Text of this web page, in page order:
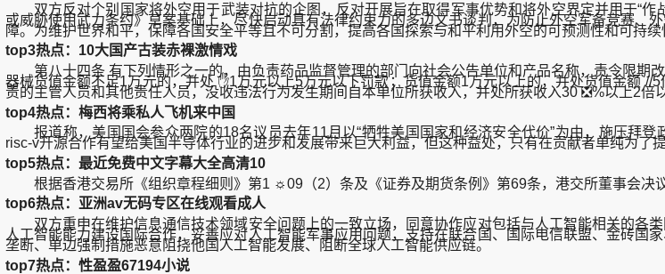
双方反对个别国家将外空用于武装对抗的企图，反对开展旨在取得军事优势和将外空界定并用于“作
或威胁使用武力条约》草案基础上，尽快启动具有法律约束力的多边文书谈判，为防止外空军备竞赛
障。为维护世界和平，保障各国安全平等且不可分割，提高各国探索与和平利用外空的可预测性和可持
top3热点：10大国产古装赤裸激情戏
第八十四条 有下列情形之一的，由负责药品监督管理的部门向社会公告单位和产品名称，责令限期
器械货值金额不足1万元的，并处 ✋1万元以上5万元以下罚款；货值金额1万元以上的，并处货值金额
责的主管人员和其他责任人员，没收违法行为发生期间自本单位所获收入，并处所获收入30 ❎%以上2
top4热点：梅西将乘私人飞机来中国
报道称，美国国会参众两院的18名议员去年11月以“牺牲美国国家和经济安全代价”为由，施压拜登
risc-v开源合作有望给美国半导体行业的进步和发展带来巨大利益，但这种益处，只有在贡献者单纯为了
top5热点：最近免费中文字幕大全高清10
根据香港交易所《组织章程细则》第1 ☼09（2）条及《证券及期货条例》第69条，港交所董事会决
top6热点：亚洲av无码专区在线观看成人
双方重申在维护信息通信技术领域安全问题上的一致立场，同意协作应对包括与人工智能相关的各
人工智能能力建设国际合作，妥善应对人工智能军事应用问题，支持在联合国、国际电信联盟、金砖
垄断、单边强制措施恶意阻挠他国人工智能发展、阻断全球人工智能供应链。
top7热点：性盈盈67194小说